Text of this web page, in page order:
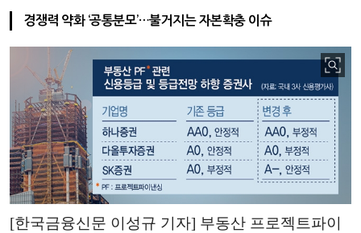
경쟁력 약화 ‘공통분모’…불거지는 자본확충 이슈
[한국금융신문 이성규 기자] 부동산 프로젝트파이